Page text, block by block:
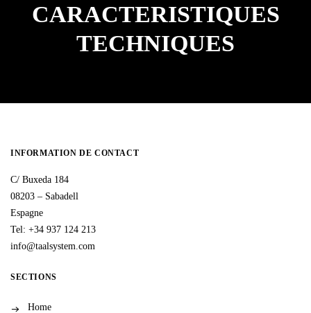
CARACTERISTIQUES
TECHNIQUES
INFORMATION DE CONTACT
C/ Buxeda 184
08203 – Sabadell
Espagne
Tel: +34 937 124 213
info@taalsystem.com
SECTIONS
Home